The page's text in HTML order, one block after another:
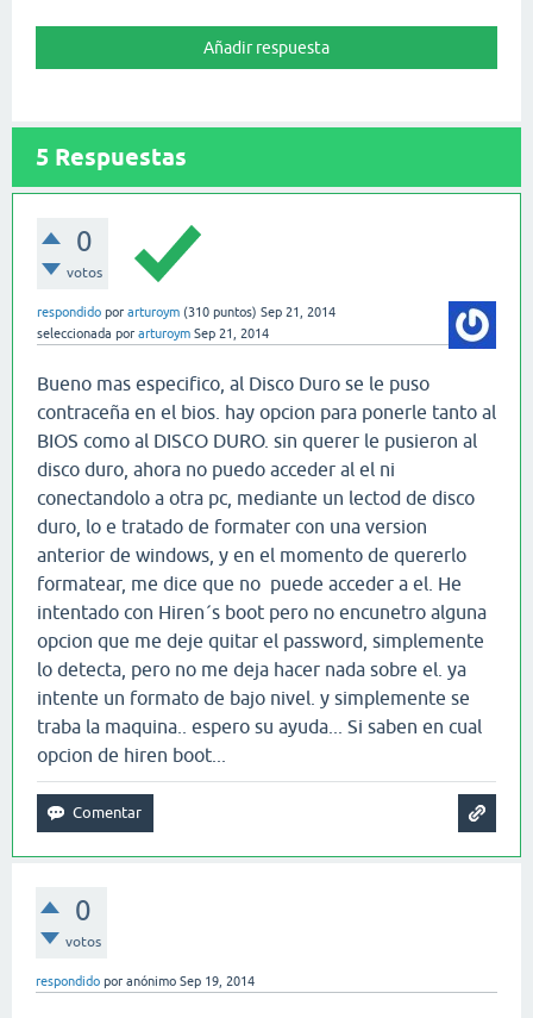
5 Respuestas
0
votos
respondido por arturoym (310 puntos) Sep 21, 2014
seleccionada por arturoym Sep 21, 2014
Bueno mas especifico, al Disco Duro se le puso
contraceña en el bios. hay opcion para ponerle tanto al
BIOS como al DISCO DURO. sin querer le pusieron al
disco duro, ahora no puedo acceder al el ni
conectandolo a otra pc, mediante un lectod de disco
duro, lo e tratado de formater con una version
anterior de windows, y en el momento de quererlo
formatear, me dice que no puede acceder a el. He
intentado con Hiren´s boot pero no encunetro alguna
opcion que me deje quitar el password, simplemente
lo detecta, pero no me deja hacer nada sobre el. ya
intente un formato de bajo nivel. y simplemente se
traba la maquina.. espero su ayuda... Si saben en cual
opcion de hiren boot...
0
votos
respondido por anónimo Sep 19, 2014